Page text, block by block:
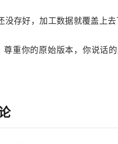
存好，加工数据就覆盖上
尊重你的原始版本，你说话